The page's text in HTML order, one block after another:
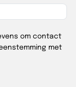
om contact
met